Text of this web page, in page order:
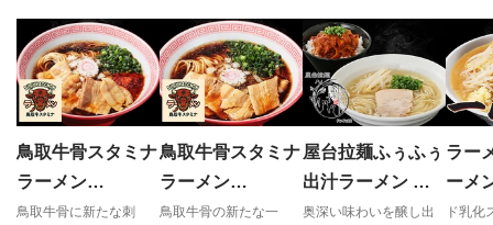
鳥取牛骨スタミナ
ラーメン
BULLKACCHON
鳥取牛骨に新たな刺
鳥取牛骨スタミナ
ラーメン
BULLKACCHON
鳥取牛骨の新たな一
屋台拉麺ふぅふぅ
出汁ラーメン 辛
すじセット
奥深い味わいを醸し出
ラー
ーメ
ド乳化